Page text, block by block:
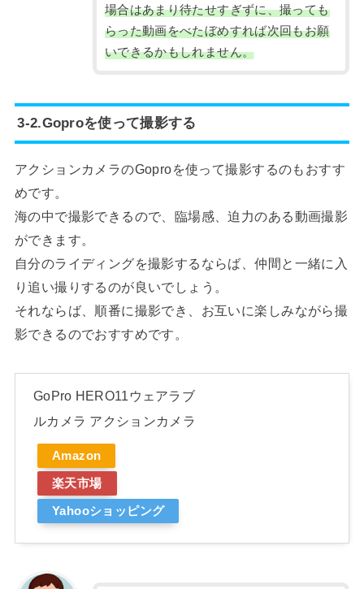
場合はあまり待たせすぎずに、撮っても
らった動画をべたぼめすれば次回もお願
いできるかもしれません。
3-2.Goproを使って撮影する
アクションカメラのGoproを使って撮影するのもおすす
めです。
海の中で撮影できるので、臨場感、迫力のある動画撮影
ができます。
自分のライディングを撮影するならば、仲間と一緒に入
り追い撮りするのが良いでしょう。
それならば、順番に撮影でき、お互いに楽しみながら撮
影できるのでおすすめです。
GoPro HERO11ウェアラブ
ルカメラ アクションカメラ
Amazon
楽天市場
Yahooショッピング